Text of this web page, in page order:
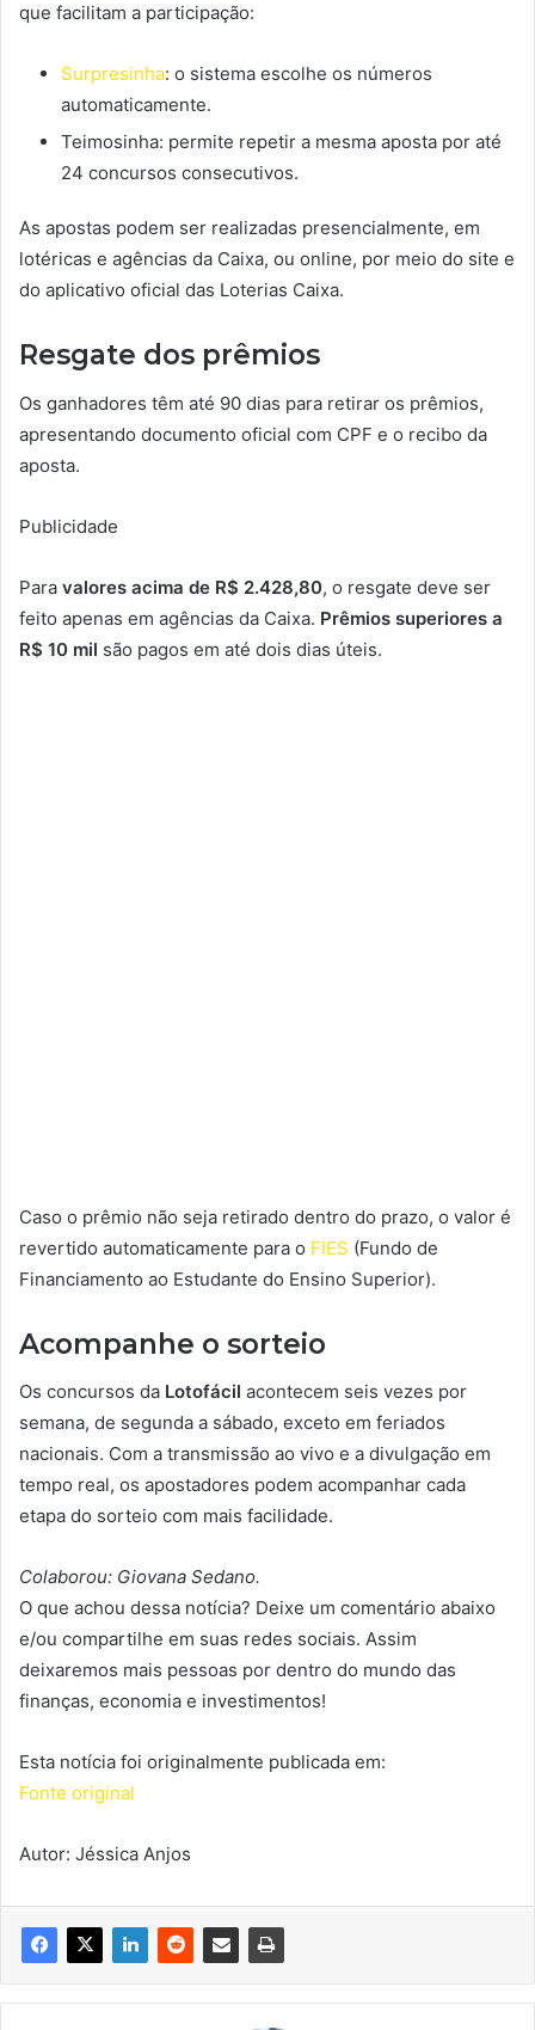
que facilitam a participação:
Surpresinha: o sistema escolhe os números
automaticamente.
Teimosinha: permite repetir a mesma aposta por até
24 concursos consecutivos.
As apostas podem ser realizadas presencialmente, em
lotéricas e agências da Caixa, ou online, por meio do site e
do aplicativo oficial das Loterias Caixa.
Resgate dos prêmios
Os ganhadores têm até 90 dias para retirar os prêmios,
apresentando documento oficial com CPF e o recibo da
aposta.
Publicidade
Para valores acima de R$ 2.428,80, o resgate deve ser
feito apenas em agências da Caixa. Prêmios superiores a
R$ 10 mil são pagos em até dois dias úteis.
Caso o prêmio não seja retirado dentro do prazo, o valor é
revertido automaticamente para o FIES (Fundo de
Financiamento ao Estudante do Ensino Superior).
Acompanhe o sorteio
Os concursos da Lotofácil acontecem seis vezes por
semana, de segunda a sábado, exceto em feriados
nacionais. Com a transmissão ao vivo e a divulgação em
tempo real, os apostadores podem acompanhar cada
etapa do sorteio com mais facilidade.
Colaborou: Giovana Sedano.
O que achou dessa notícia? Deixe um comentário abaixo
e/ou compartilhe em suas redes sociais. Assim
deixaremos mais pessoas por dentro do mundo das
finanças, economia e investimentos!
Esta notícia foi originalmente publicada em:
Fonte original
Autor: Jéssica Anjos